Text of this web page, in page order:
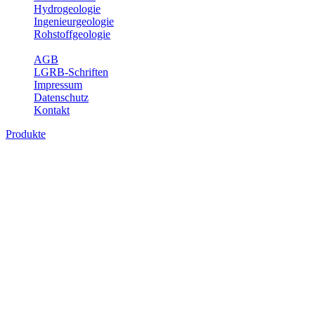
Hydrogeologie
Ingenieurgeologie
Rohstoffgeologie
AGB
LGRB-Schriften
Impressum
Datenschutz
Kontakt
Produkte